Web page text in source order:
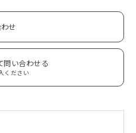
せ
問い合わせる
ください